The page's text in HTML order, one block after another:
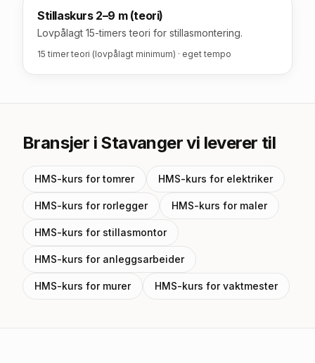
Stillaskurs 2–9 m (teori)
Lovpålagt 15-timers teori for stillasmontering.
15 timer teori (lovpålagt minimum) · eget tempo
Bransjer i Stavangervi leverer til
HMS-kurs fortomrer HMS-kurs for elektriker
HMS-kurs for rorlegger HMS-kurs for maler
HMS-kurs for stillasmontor
HMS-kurs for anleggsarbeider
HMS-kurs for murer HMS-kurs forvaktmester